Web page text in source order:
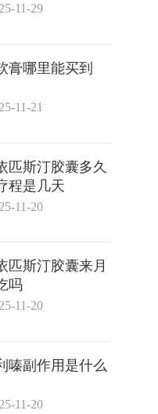
11-29
膏哪里能买到
11-21
匹斯汀胶囊多久
程是几天
11-20
匹斯汀胶囊来月
吗
11-20
嗪副作用是什么
11-20